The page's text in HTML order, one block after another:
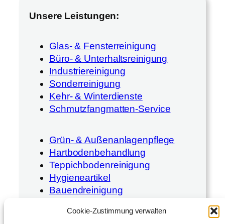
Cookie-Zustimmung verwalten
Unsere Leistungen:
Glas- & Fensterreinigung
Büro- & Unterhaltsreinigung
Industriereinigung
Sonderreinigung
Kehr- & Winterdienste
Schmutzfangmatten-Service
Grün- & Außenanlagenpflege
Hartbodenbehandlung
Teppichbodenreinigung
Hygieneartikel
Bauendreinigung